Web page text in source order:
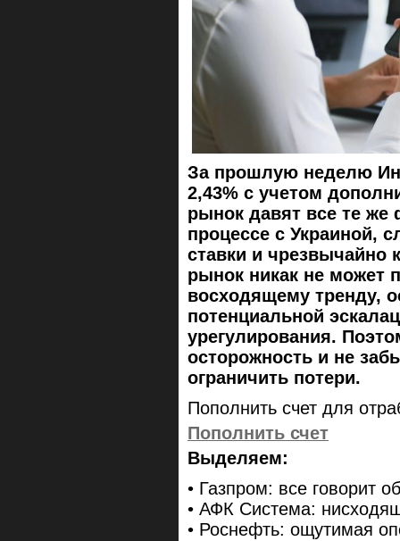
За прошлую неделю
2,43% с учетом
рынок давят все те же
процессе с Украиной,
ставки и чрезвычайно
рынок никак не может
восходящему тренду,
потенциальной
урегулирования.
осторожность и не
ограничить потери.
Пополнить счет для
Пополнить счет
Выделяем:
• Газпром: все говорит
• АФК Система:
• Роснефть: ощутимая